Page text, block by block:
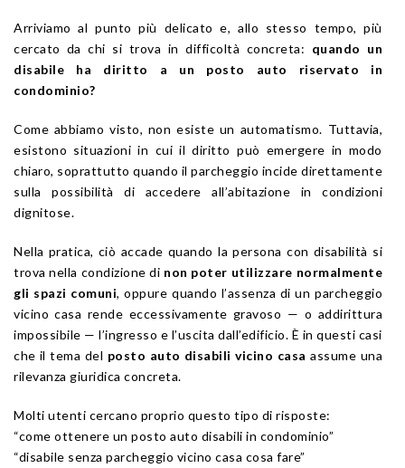
Arriviamo al punto più delicato e, allo stesso tempo, più
cercato da chi si trova in difficoltà concreta: quando un
disabile ha diritto a un posto auto riservato in
condominio?
Come abbiamo visto, non esiste un automatismo. Tuttavia,
esistono situazioni in cui il diritto può emergere in modo
chiaro, soprattutto quando il parcheggio incide direttamente
sulla possibilità di accedere all’abitazione in condizioni
dignitose.
Nella pratica, ciò accade quando la persona con disabilità si
trova nella condizione di non poter utilizzare normalmente
gli spazi comuni, oppure quando l’assenza di un parcheggio
vicino casa rende eccessivamente gravoso — o addirittura
impossibile — l’ingresso e l’uscita dall’edificio. È in questi casi
che il tema del posto auto disabili vicino casa assume una
rilevanza giuridica concreta.
Molti utenti cercano proprio questo tipo di risposte:
“come ottenere un posto auto disabili in condominio”
“disabile senza parcheggio vicino casa cosa fare”